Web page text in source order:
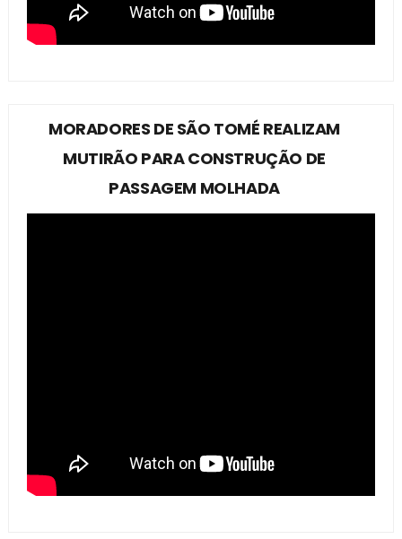
MORADORES DE SÃO TOMÉ REALIZAM
MUTIRÃO PARA CONSTRUÇÃO DE
PASSAGEM MOLHADA